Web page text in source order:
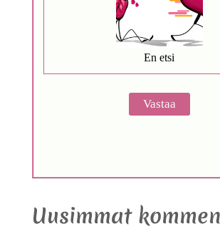
En etsi
Uusimmat